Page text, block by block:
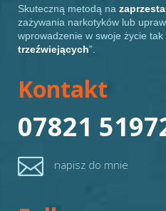
Skuteczną metodą na
zażywania narkotyków lub
wprowadzenie w swoje życie tak
trzeźwiejących”.
Kontakt
07821
 napisz do mnie